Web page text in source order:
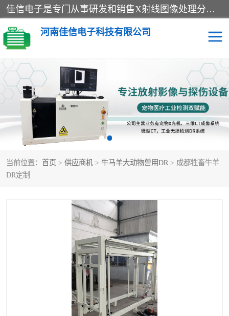
佳信电子是专门从事研发和销售X射线图像处理分析和X射线设备的高端技术公司，先进的图像处理技术帮助用户更加准确的判断图像，为科研和检测提供可靠保证，现有产品包括电力GIS探伤X射线检测系统，电力耐张线夹探伤X射线检测系统，便携式X射线，兽用图像的增强软件工具包，工业和兽用便携式DR，实验室CT，桌面CT等。
河南佳信电子科技有限公司
当前位置： 首页 > 供应商机 > 牛马羊大动物兽用DR > 成都牲畜牛羊
DR定制
宠物X光机DR 电力探伤仪GIS探伤仪
电力探伤仪耐张线夹探伤
仪
微焦点射线源
工业CT
C型臂 口腔牙科X光机DR